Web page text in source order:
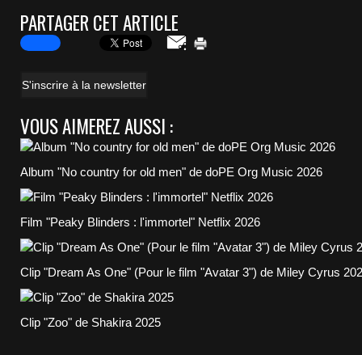
PARTAGER CET ARTICLE
S'inscrire à la newsletter
VOUS AIMEREZ AUSSI :
Album "No country for old men" de doPE Org Music 2026
Film "Peaky Blinders : l'immortel" Netflix 2026
Clip "Dream As One" (Pour le film "Avatar 3") de Miley Cyrus
Clip "Zoo" de Shakira 2025